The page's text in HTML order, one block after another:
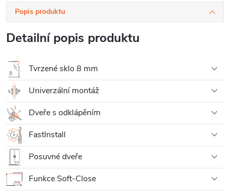
Popis produktu
Detailní popis produktu
Tvrzené sklo 8 mm
Univerzální montáž
Dveře s odklápěním
FastInstall
Posuvné dveře
Funkce Soft-Close